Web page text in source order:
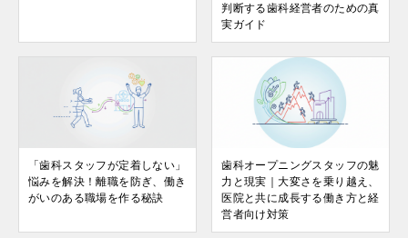
判断する歯科経営者のための真
実ガイド
「歯科スタッフが定着しない」
悩みを解決！離職を防ぎ、働き
がいのある職場を作る秘訣
歯科オープニングスタッフの魅
力と現実｜大変さを乗り越え、
医院と共に成長する働き方と経
営者向け対策